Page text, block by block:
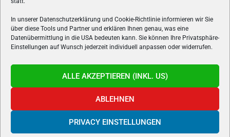
In unserer Datenschutzerklärung und Cookie-Richtlinie informieren wir Sie
über diese Tools und Partner und erklären Ihnen genau, was eine
Datenübermittlung in die USA bedeuten kann. Sie können Ihre Privatsphäre-
Einstellungen auf Wunsch jederzeit individuell anpassen oder widerrufen.
ALLE AKZEPTIEREN (INKL. US)
ABLEHNEN
PRIVACY EINSTELLUNGEN
FOLGE UNS